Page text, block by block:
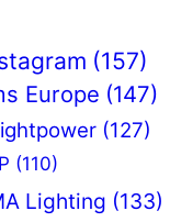
(157)
Europe (147)
(127)
(110)
Lighting (133)